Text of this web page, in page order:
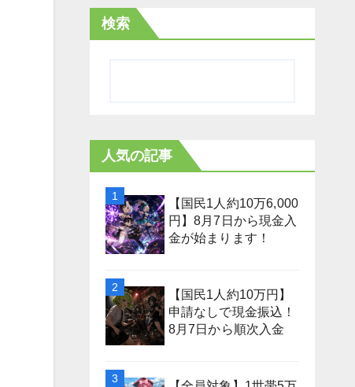
検索
人気の記事
【国民1人約10万6,000
円】8月7日から現金入
金が始まります！
【国民1人約10万円】
申請なしで現金振込！
8月7日から順次入金